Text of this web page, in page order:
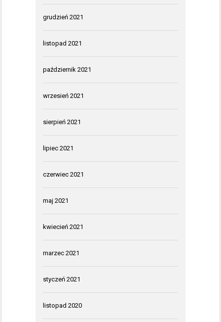
grudzień 2021
listopad 2021
październik 2021
wrzesień 2021
sierpień 2021
lipiec 2021
czerwiec 2021
maj 2021
kwiecień 2021
marzec 2021
styczeń 2021
listopad 2020